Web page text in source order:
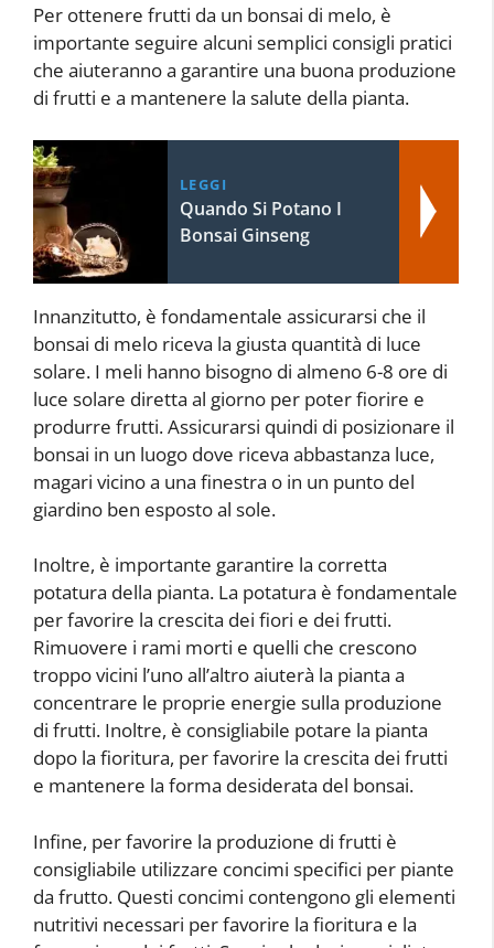
Per ottenere frutti da un bonsai di melo, è
importante seguire alcuni semplici consigli pratici
che aiuteranno a garantire una buona produzione
di frutti e a mantenere la salute della pianta.
LEGGI
Quando Si Potano I
Bonsai Ginseng
Innanzitutto, è fondamentale assicurarsi che il
bonsai di melo riceva la giusta quantità di luce
solare. I meli hanno bisogno di almeno 6-8 ore di
luce solare diretta al giorno per poter fiorire e
produrre frutti. Assicurarsi quindi di posizionare il
bonsai in un luogo dove riceva abbastanza luce,
magari vicino a una finestra o in un punto del
giardino ben esposto al sole.
Inoltre, è importante garantire la corretta
potatura della pianta. La potatura è fondamentale
per favorire la crescita dei fiori e dei frutti.
Rimuovere i rami morti e quelli che crescono
troppo vicini l’uno all’altro aiuterà la pianta a
concentrare le proprie energie sulla produzione
di frutti. Inoltre, è consigliabile potare la pianta
dopo la fioritura, per favorire la crescita dei frutti
e mantenere la forma desiderata del bonsai.
Infine, per favorire la produzione di frutti è
consigliabile utilizzare concimi specifici per piante
da frutto. Questi concimi contengono gli elementi
nutritivi necessari per favorire la fioritura e la